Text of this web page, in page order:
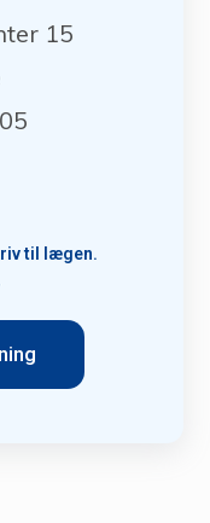
15
til lægen.